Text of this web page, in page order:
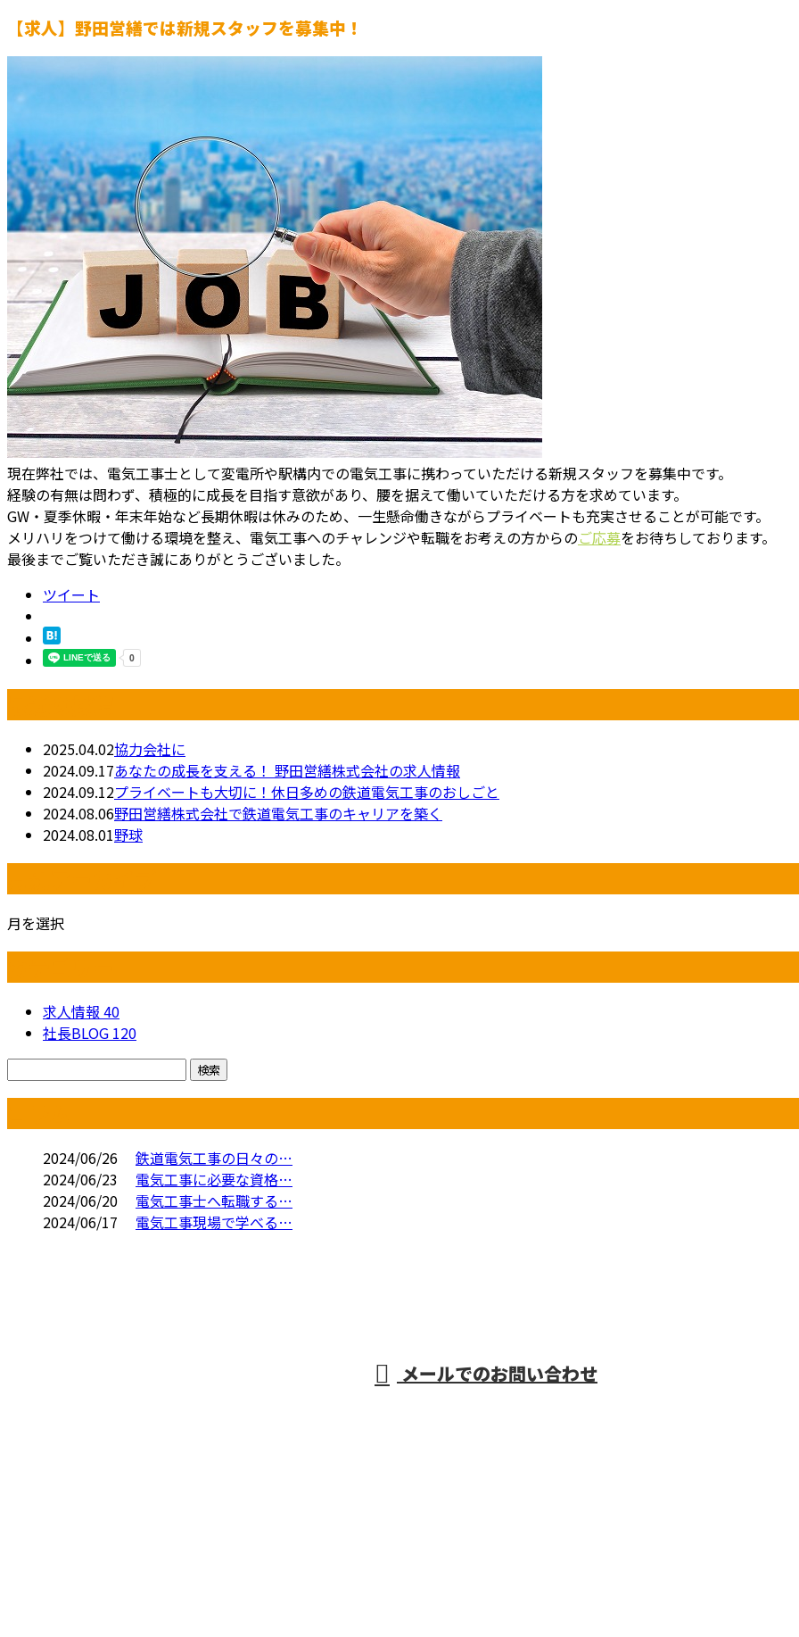
【求人】野田営繕では新規スタッフを募集中！
現在弊社では、電気工事士として変電所や駅構内での電気工事に携わっていただける新規スタッフを募集中です。
経験の有無は問わず、積極的に成長を目指す意欲があり、腰を据えて働いていただける方を求めています。
GW・夏季休暇・年末年始など長期休暇は休みのため、一生懸命働きながらプライベートも充実させることが可能です。
メリハリをつけて働ける環境を整え、電気工事へのチャレンジや転職をお考えの方からのご応募をお待ちしております。
最後までご覧いただき誠にありがとうございました。
ツイート
2025.04.02協力会社に
2024.09.17あなたの成長を支える！ 野田営繕株式会社の求人情報
2024.09.12プライベートも大切に！休日多めの鉄道電気工事のおしごと
2024.08.06野田営繕株式会社で鉄道電気工事のキャリアを築く
2024.08.01野球
月を選択
求人情報 40
社長BLOG 120
2024/06/26
鉄道電気工事の日々の…
2024/06/23
電気工事に必要な資格…
2024/06/20
電気工事士へ転職する…
2024/06/17
電気工事現場で学べる…
メールでのお問い合わせ